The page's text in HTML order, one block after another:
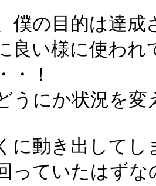
僕の目的は達成
良い様に使わ
・！
うにか状況を
に動き出してし
っていたはず